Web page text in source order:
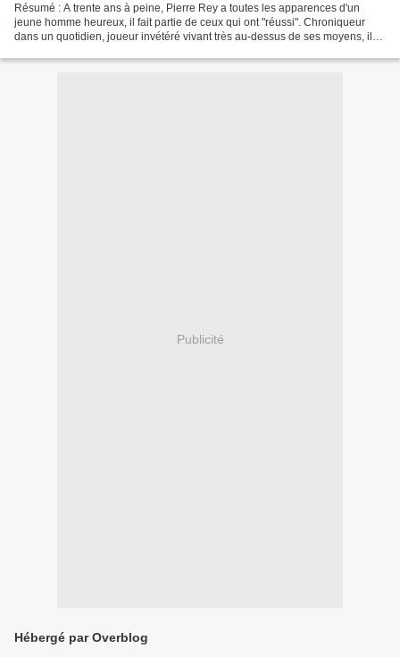
Résumé : A trente ans à peine, Pierre Rey a toutes les apparences d'un
jeune homme heureux, il fait partie de ceux qui ont "réussi". Chroniqueur
dans un quotidien, joueur invétéré vivant très au-dessus de ses moyens, il
Publicité
Hébergé par Overblog